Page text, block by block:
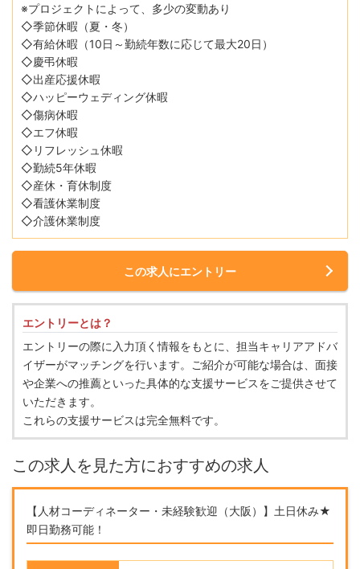
※プロジェクトによって、多少の変動あり
◇季節休暇（夏・冬）
◇有給休暇（10日～勤続年数に応じて最大20日）
◇慶弔休暇
◇出産応援休暇
◇ハッピーウェディング休暇
◇傷病休暇
◇エフ休暇
◇リフレッシュ休暇
◇勤続5年休暇
◇産休・育休制度
◇看護休業制度
◇介護休業制度
この求人にエントリー
エントリーとは？
エントリーの際に入力頂く情報をもとに、担当キャリアアドバ
イザーがマッチングを行います。ご紹介が可能な場合は、面接
や企業への推薦といった具体的な支援サービスをご提供させて
いただきます。
これらの支援サービスは完全無料です。
この求人を見た方におすすめの求人
【人材コーディネーター・未経験歓迎（大阪）】土日休み★
即日勤務可能！